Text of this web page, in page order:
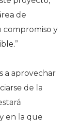
de
compromiso y
a aprovechar
de la
en la que